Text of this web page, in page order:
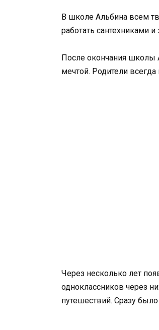
В школе Альбина всем
работать сантехниками
После окончания школы
мечтой. Родители
Через несколько лет
одноклассников через
путешествий. Сразу